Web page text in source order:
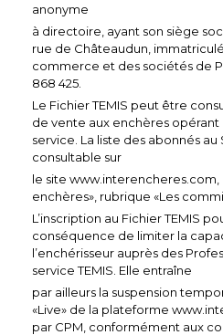
anonyme
à directoire, ayant son siège
rue de Châteaudun,
commerce et des sociétés de
868 425.
Le Fichier TEMIS peut être
de vente aux enchères opérant
service. La liste des abonnés au
consultable sur
le site www.interencheres.com,
enchères», rubrique «Les
L’inscription au Fichier TEMIS
conséquence de limiter la
l’enchérisseur auprès des
service TEMIS. Elle entraîne
par ailleurs la suspension
«Live» de la plateforme
par CPM, conformément aux